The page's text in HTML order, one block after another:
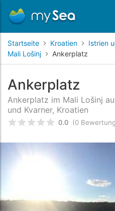
Startseite Kroatien Istrien
Mali Lošinj
Ankerplatz
Ankerplatz
Ankerplatz im Mali Lošinj
und Kvarner, Kroatien
bewertet0 /5 beyogen
0.0 (0